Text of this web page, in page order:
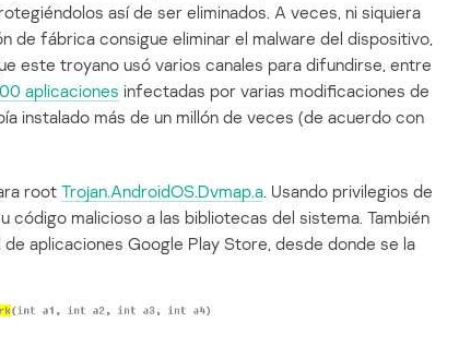
así de ser eliminados. A veces, ni siquiera
de fábrica consigue eliminar el malware del dispositivo,
este troyano usó varios canales para difundirse, entre
aplicaciones infectadas por varias modificaciones de
instalado más de un millón de veces (de acuerdo con
root Trojan.AndroidOS.Dvmap.a. Usando privilegios de
código malicioso a las bibliotecas del sistema. También
aplicaciones Google Play Store, desde donde se la